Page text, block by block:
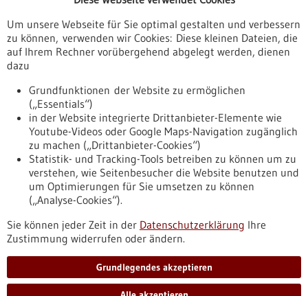
Veranstaltungen
Erscheinungsdatum
Nach oben
Informiert bleiben
Newsletter abonnieren
Um unsere Webseite für Sie optimal gestalten und verbessern
zu können, verwenden wir Cookies: Diese kleinen Dateien, die
auf Ihrem Rechner vorübergehend abgelegt werden, dienen
dazu
Grundfunktionen der Website zu ermöglichen
(„Essentials“)
in der Website integrierte Drittanbieter-Elemente wie
Youtube-Videos oder Google Maps-Navigation zugänglich
zu machen („Drittanbieter-Cookies“)
Statistik- und Tracking-Tools betreiben zu können um zu
verstehen, wie Seitenbesucher die Website benutzen und
um Optimierungen für Sie umsetzen zu können
(„Analyse-Cookies“).
Sie können jeder Zeit in der Datenschutzerklärung Ihre
Zustimmung widerrufen oder ändern.
Grundlegendes akzeptieren